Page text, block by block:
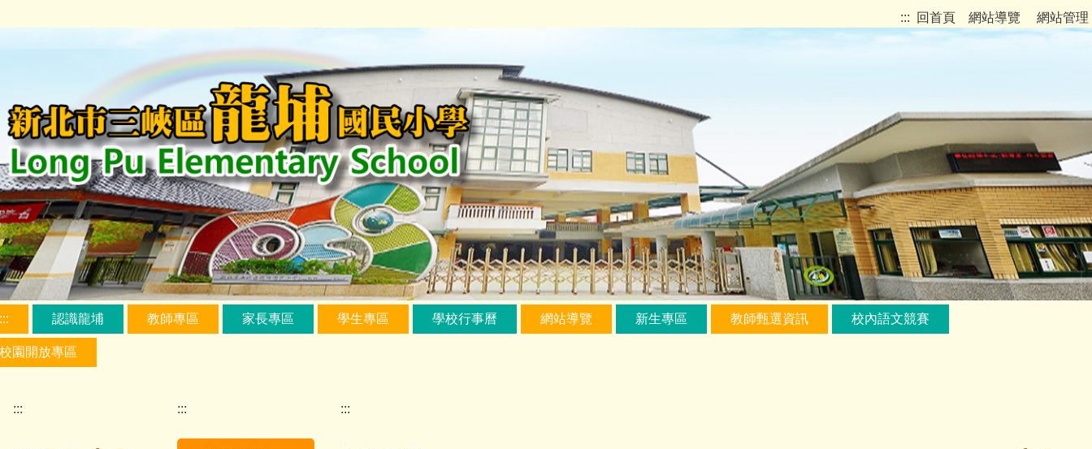
到
容
區
::: 回首頁 網站導覽 網站管理
::: 認識龍埔 教師專區 家長專區 學生專區 學校行事曆 網站導覽 新生專區 教師甄選資訊 校內語文競賽
校園開放專區
::: ::: :::